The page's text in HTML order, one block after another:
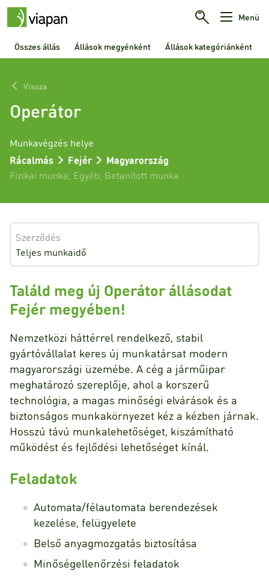
Menü
Összes állás Állások megyénként Állások kategóriánként
Vissza
Operátor
Munkavégzés helye
Rácalmás
Fejér
Magyarország
Fizikai munka Egyéb Betanított munka
Szerződés
Teljes munkaidő
Találd meg új Operátor állásodat
Fejér megyében!
Nemzetközi háttérrel rendelkező, stabil
gyártóvállalat keres új munkatársat modern
magyarországi üzemébe. A cég a járműipar
meghatározó szereplője, ahol a korszerű
technológia, a magas minőségi elvárások és a
biztonságos munkakörnyezet kéz a kézben járnak.
Hosszú távú munkalehetőséget, kiszámítható
működést és fejlődési lehetőséget kínál.
Feladatok
Automata/félautomata berendezések
kezelése, felügyelete
Belső anyagmozgatás biztosítása
Minőségellenőrzési feladatok